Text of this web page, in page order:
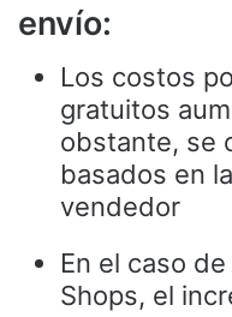
envío:
Los costos
gratuitos
obstante, se
basados en
vendedor
En el caso
Shops, el